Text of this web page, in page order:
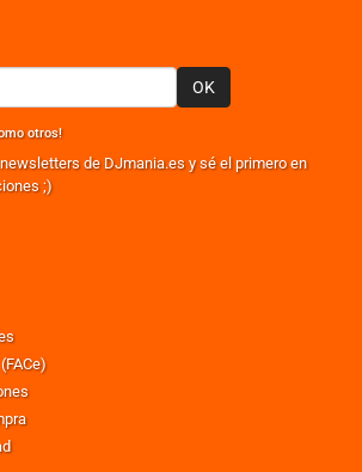
OK
otros!
de DJmania.es y sé el primero en
;)